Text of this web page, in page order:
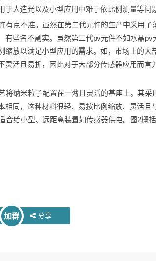
人造光以及小型应用中难于依比例测量等问
点不准。虽然在第二代元件的生产中采用了
有些名不副实。虽然第二代pv元件不如水晶pv
缩放以满足小型应用的需求。如，市场上的大
灵活且易折，因此对于大部分传感器应用而言
纳米粒子配置在一薄且灵活的基座上。其采
同，这种材料很轻、易按比例缩放、灵活且
合给小型、远距离装置如传感器供电。图2概
加群 分享